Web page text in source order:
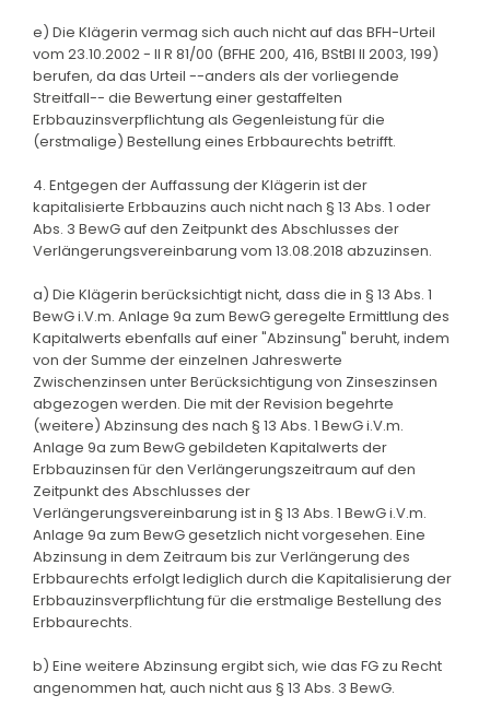
e) Die Klägerin vermag sich auch nicht auf das BFH-Urteil
vom 23.10.2002 - II R 81/00 (BFHE 200, 416, BStBl II 2003, 199)
berufen, da das Urteil --anders als der vorliegende
Streitfall-- die Bewertung einer gestaffelten
Erbbauzinsverpflichtung als Gegenleistung für die
(erstmalige) Bestellung eines Erbbaurechts betrifft.
4. Entgegen der Auffassung der Klägerin ist der
kapitalisierte Erbbauzins auch nicht nach § 13 Abs. 1 oder
Abs. 3 BewG auf den Zeitpunkt des Abschlusses der
Verlängerungsvereinbarung vom 13.08.2018 abzuzinsen.
a) Die Klägerin berücksichtigt nicht, dass die in § 13 Abs. 1
BewG i.V.m. Anlage 9a zum BewG geregelte Ermittlung des
Kapitalwerts ebenfalls auf einer "Abzinsung" beruht, indem
von der Summe der einzelnen Jahreswerte
Zwischenzinsen unter Berücksichtigung von Zinseszinsen
abgezogen werden. Die mit der Revision begehrte
(weitere) Abzinsung des nach § 13 Abs. 1 BewG i.V.m.
Anlage 9a zum BewG gebildeten Kapitalwerts der
Erbbauzinsen für den Verlängerungszeitraum auf den
Zeitpunkt des Abschlusses der
Verlängerungsvereinbarung ist in § 13 Abs. 1 BewG i.V.m.
Anlage 9a zum BewG gesetzlich nicht vorgesehen. Eine
Abzinsung in dem Zeitraum bis zur Verlängerung des
Erbbaurechts erfolgt lediglich durch die Kapitalisierung der
Erbbauzinsverpflichtung für die erstmalige Bestellung des
Erbbaurechts.
b) Eine weitere Abzinsung ergibt sich, wie das FG zu Recht
angenommen hat, auch nicht aus § 13 Abs. 3 BewG.